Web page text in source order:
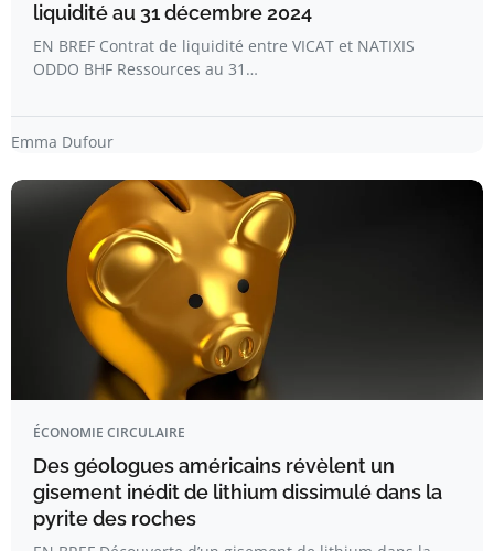
liquidité au 31 décembre 2024
EN BREF Contrat de liquidité entre VICAT et NATIXIS
ODDO BHF Ressources au 31…
Emma Dufour
ÉCONOMIE CIRCULAIRE
Des géologues américains révèlent un
gisement inédit de lithium dissimulé dans la
pyrite des roches